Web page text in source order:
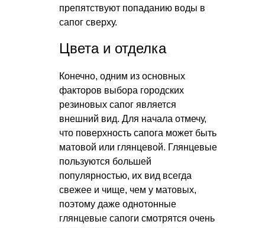
препятствуют попаданию воды в
сапог сверху.
Цвета и отделка
Конечно, одним из основных
факторов выбора городских
резиновых сапог является
внешний вид. Для начала отмечу,
что поверхность сапога может быть
матовой или глянцевой. Глянцевые
пользуются большей
популярностью, их вид всегда
свежее и чище, чем у матовых,
поэтому даже однотонные
глянцевые сапоги смотрятся очень